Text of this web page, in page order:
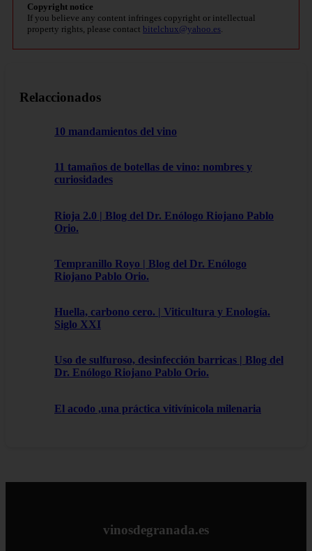
Copyright notice
If you believe any content infringes copyright or intellectual
property rights, please contact bitelchux@yahoo.es
Relaccionados
10 mandamientos del vino
11 tamaños de botellas de vino: nombres y
curiosidades
Rioja 2.0 | Blog del Dr. Enólogo Riojano Pablo
Orio.
Tempranillo Royo | Blog del Dr. Enólogo
Riojano Pablo Orio.
Huella, carbono cero. | Viticultura y Enología.
Siglo XXI
Uso de sulfuroso, desinfección barricas | Blog del
Dr. Enólogo Riojano Pablo Orio.
El acodo ,una práctica vitivínicola milenaria
vinosdegranada.es